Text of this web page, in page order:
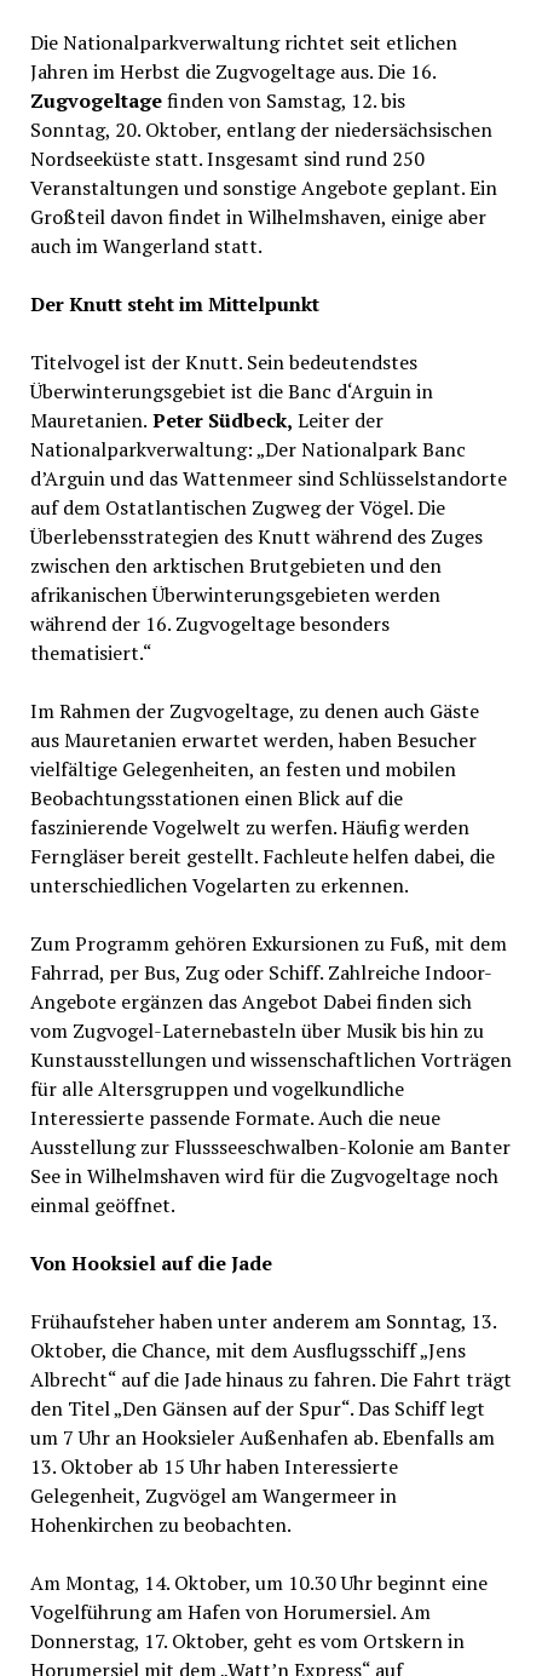
Die Nationalparkverwaltung richtet seit etlichen
Jahren im Herbst die Zugvogeltage aus. Die 16.
Zugvogeltagefinden von Samstag, 12. bis
Sonntag, 20. Oktober, entlang der niedersächsischen
Nordseeküste statt. Insgesamt sind rund 250
Veranstaltungen und sonstige Angebote geplant. Ein
Großteil davon findet in Wilhelmshaven, einige aber
auch im Wangerland statt.
Der Knutt steht im Mittelpunkt
Titelvogel ist der Knutt. Sein bedeutendstes
Überwinterungsgebiet ist die Banc d‘Arguin in
Mauretanien. Peter Südbeck, Leiter der
Nationalparkverwaltung: „Der Nationalpark Banc
d’Arguin und das Wattenmeer sind Schlüsselstandorte
auf dem Ostatlantischen Zugweg der Vögel. Die
Überlebensstrategien des Knutt während des Zuges
zwischen den arktischen Brutgebieten und den
afrikanischen Überwinterungsgebieten werden
während der 16. Zugvogeltage besonders
thematisiert.“
Im Rahmen der Zugvogeltage, zu denen auch Gäste
aus Mauretanien erwartet werden, haben Besucher
vielfältige Gelegenheiten, an festen und mobilen
Beobachtungsstationen einen Blick auf die
faszinierende Vogelwelt zu werfen. Häufig werden
Ferngläser bereit gestellt. Fachleute helfen dabei, die
unterschiedlichen Vogelarten zu erkennen.
Zum Programm gehören Exkursionen zu Fuß, mit dem
Fahrrad, per Bus, Zug oder Schiff. Zahlreiche Indoor-
Angebote ergänzen das Angebot Dabei finden sich
vom Zugvogel-Laternebasteln über Musik bis hin zu
Kunstausstellungen und wissenschaftlichen Vorträgen
für alle Altersgruppen und vogelkundliche
Interessierte passende Formate. Auch die neue
Ausstellung zur Flussseeschwalben-Kolonie am Banter
See in Wilhelmshaven wird für die Zugvogeltage noch
einmal geöffnet.
Von Hooksiel auf die Jade
Frühaufsteher haben unter anderem am Sonntag, 13.
Oktober, die Chance, mit dem Ausflugsschiff „Jens
Albrecht“ auf die Jade hinaus zu fahren. Die Fahrt trägt
den Titel „Den Gänsen auf der Spur“. Das Schiff legt
um 7 Uhr an Hooksieler Außenhafen ab. Ebenfalls am
13. Oktober ab 15 Uhr haben Interessierte
Gelegenheit, Zugvögel am Wangermeer in
Hohenkirchen zu beobachten.
Am Montag, 14. Oktober, um 10.30 Uhr beginnt eine
Vogelführung am Hafen von Horumersiel. Am
Donnerstag, 17. Oktober, geht es vom Ortskern in
Horumersiel mit dem „Watt’n Express“ auf